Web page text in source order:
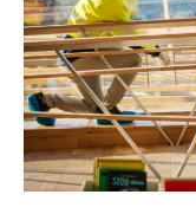
EKOenergian
avulla